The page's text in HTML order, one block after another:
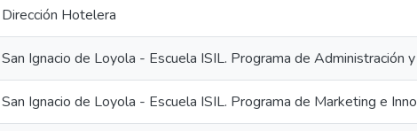
Dirección Hotelera
San Ignacio de Loyola - Escuela ISIL. Programa de Administración
San Ignacio de Loyola - Escuela ISIL. Programa de Marketing e